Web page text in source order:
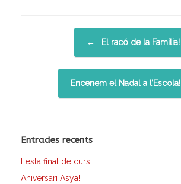
← El racó de la Família!
Encenem el Nadal a l’Escola!
Entrades recents
Festa final de curs!
Aniversari Asya!